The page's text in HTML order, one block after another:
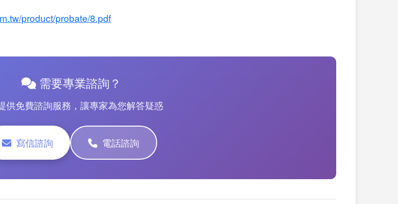
product/probate/8.pdf
需要專業諮詢？
供免費諮詢服務，讓專家為您解答疑惑
寫信諮詢 電話諮詢